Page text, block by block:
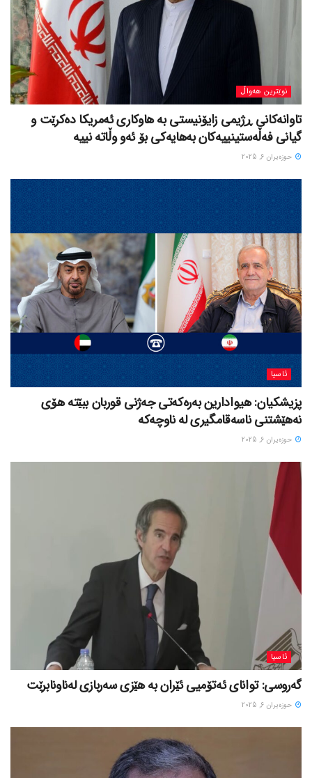
نوێترین هەواڵ
تاوانەکانی ڕژیمی زایۆنیستی بە هاوکاری ئەمریکا دەکرێت و
گیانی فەڵەستینییەکان بەهایەکی بۆ ئەو وڵاتە نییە
حوزه‌یران 6, 2025
ئاسیا
پزیشکیان: هیوادارین بەرەکەتی جەژنی قوربان ببێتە هۆی
نەهێشتنی ناسەقامگیری لە ناوچەکە
حوزه‌یران 6, 2025
ئاسیا
گەروسی: توانای ئەتۆمیی ئێران بە هێزی سەربازی لەناونابرێت
حوزه‌یران 6, 2025